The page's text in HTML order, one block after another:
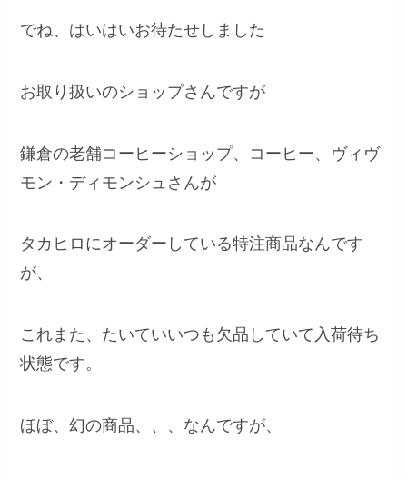
でね、はいはいお待たせしました
お取り扱いのショップさんですが
鎌倉の老舗コーヒーショップ、コーヒー、ヴィヴ
モン・ディモンシュさんが
タカヒロにオーダーしている特注商品なんです
が、
これまた、たいていいつも欠品していて入荷待ち
状態です。
ほぼ、幻の商品、、、なんですが、